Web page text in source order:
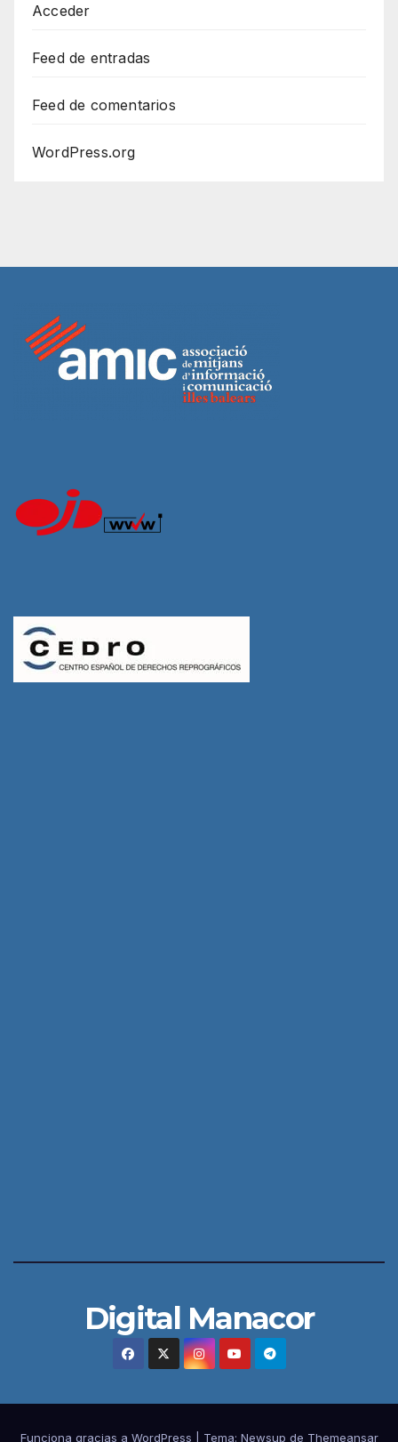
Acceder
Feed de entradas
Feed de comentarios
WordPress.org
Digital Manacor
Funciona gracias a WordPress Tema: Newsup de Themeansar